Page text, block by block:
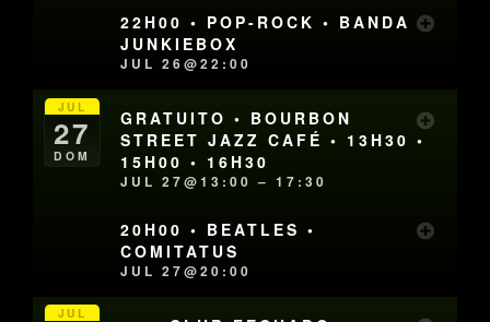
22H00 • POP-ROCK • BANDA
JUNKIEBOX
JUL 26@22:00
JUL
27
DOM
GRATUITO • BOURBON
STREET JAZZ CAFÉ • 13H30 •
15H00 • 16H30
JUL 27@13:00 – 17:30
20H00 • BEATLES •
COMITATUS
JUL 27@20:00
JUL